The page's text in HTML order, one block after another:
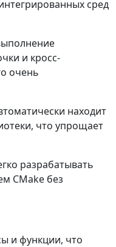
сред
и кросс-
очень
находит
что упрощает
разрабатывать
CMake без
и функции, что